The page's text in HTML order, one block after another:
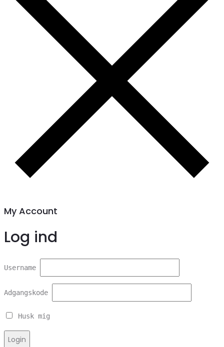
My Account
Log ind
Username
Adgangskode
Husk mig
Login